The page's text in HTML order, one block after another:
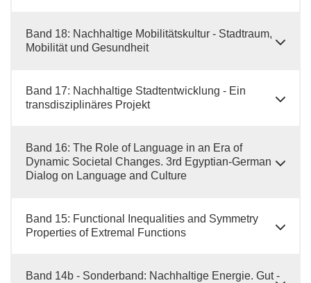
Band 18: Nachhaltige Mobilitätskultur - Stadtraum,
Mobilität und Gesundheit
Band 17: Nachhaltige Stadtentwicklung - Ein
transdisziplinäres Projekt
Band 16: The Role of Language in an Era of
Dynamic Societal Changes. 3rd Egyptian-German
Dialog on Language and Culture
Band 15: Functional Inequalities and Symmetry
Properties of Extremal Functions
Band 14b - Sonderband: Nachhaltige Energie. Gut -